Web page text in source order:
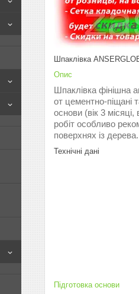
Шпаклівка
Опис
Шпаклівка фінішна
от цементно-піщані
основи (вік 3
робіт особливо
поверхнях із дерева.
Технічні дані
Підготовка основи